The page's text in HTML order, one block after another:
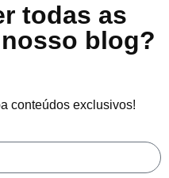
todas as
blog?
conteúdos exclusivos!